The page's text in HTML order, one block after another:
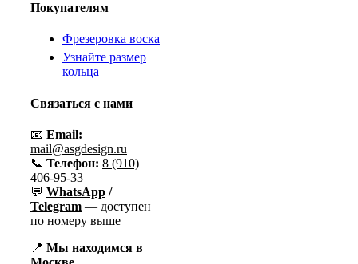
Покупателям
Фрезеровка воска
Узнайте размер
кольца
Связаться с нами
📧 Email:
mail@asgdesign.ru
📞 Телефон: 8 (910)
406-95-33
💬 WhatsApp /
Telegram — доступен
по номеру выше
📍 Мы находимся в